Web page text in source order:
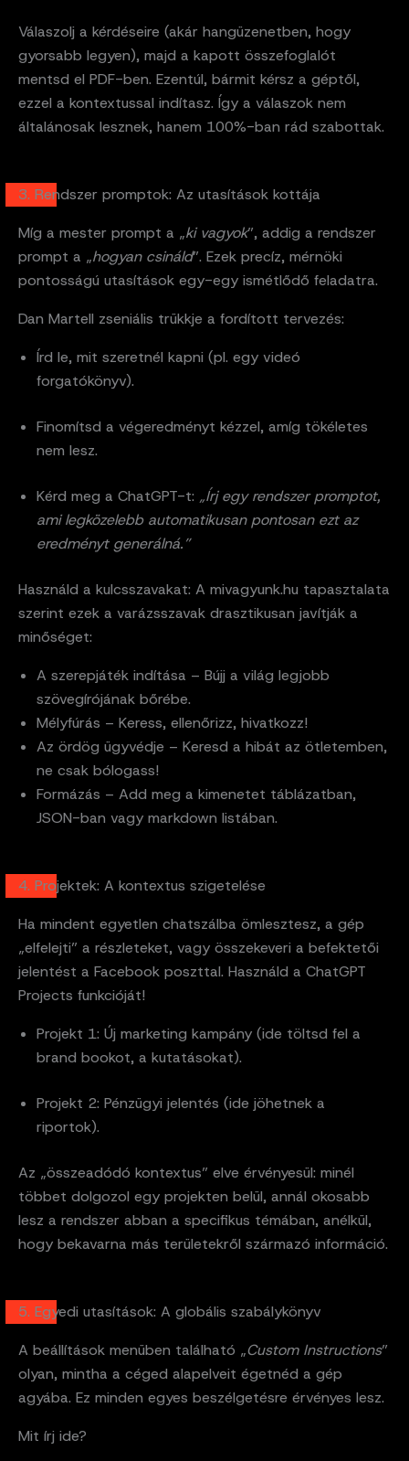
Válaszolj a kérdéseire (akár hangüzenetben, hogy
gyorsabb legyen), majd a kapott összefoglalót
mentsd el PDF-ben. Ezentúl, bármit kérsz a géptől,
ezzel a kontextussal indítasz. Így a válaszok nem
általánosak lesznek, hanem 100%-ban rád szabottak.
3. Rendszer promptok: Az utasítások kottája
Míg a mester prompt a „ki vagyok”, addig a rendszer
prompt a „hogyan csináld”. Ezek precíz, mérnöki
pontosságú utasítások egy-egy ismétlődő feladatra.
Dan Martell zseniális trükkje a fordított tervezés:
Írd le, mit szeretnél kapni (pl. egy videó
forgatókönyv).
Finomítsd a végeredményt kézzel, amíg tökéletes
nem lesz.
Kérd meg a ChatGPT-t: „Írj egy rendszer promptot,
ami legközelebb automatikusan pontosan ezt az
eredményt generálná.”
Használd a kulcsszavakat: A mivagyunk.hu tapasztalata
szerint ezek a varázsszavak drasztikusan javítják a
minőséget:
A szerepjáték indítása – Bújj a világ legjobb
szövegírójának bőrébe.
Mélyfúrás – Keress, ellenőrizz, hivatkozz!
Az ördög ügyvédje – Keresd a hibát az ötletemben,
ne csak bólogass!
Formázás – Add meg a kimenetet táblázatban,
JSON-ban vagy markdown listában.
4. Projektek: A kontextus szigetelése
Ha mindent egyetlen chatszálba ömlesztesz, a gép
„elfelejti” a részleteket, vagy összekeveri a befektetői
jelentést a Facebook poszttal. Használd a ChatGPT
Projects funkcióját!
Projekt 1: Új marketing kampány (ide töltsd fel a
brand bookot, a kutatásokat).
Projekt 2: Pénzügyi jelentés (ide jöhetnek a
riportok).
Az „összeadódó kontextus” elve érvényesül: minél
többet dolgozol egy projekten belül, annál okosabb
lesz a rendszer abban a specifikus témában, anélkül,
hogy bekavarna más területekről származó információ.
5. Egyedi utasítások: A globális szabálykönyv
A beállítások menüben található „Custom Instructions”
olyan, mintha a céged alapelveit égetnéd a gép
agyába. Ez minden egyes beszélgetésre érvényes lesz.
Mit írj ide?